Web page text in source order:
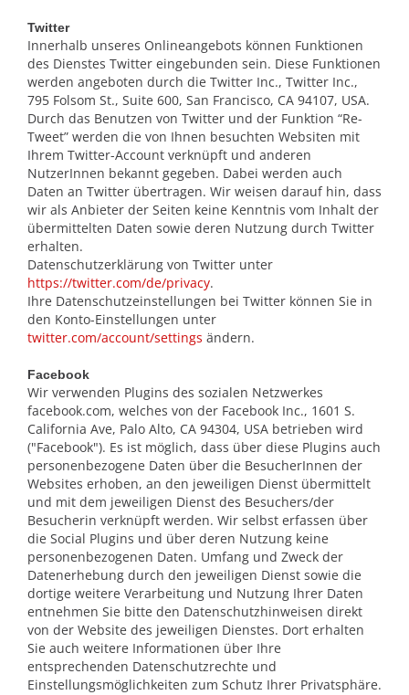
Twitter
Innerhalb unseres Onlineangebots können Funktionen
des Dienstes Twitter eingebunden sein. Diese Funktionen
werden angeboten durch die Twitter Inc., Twitter Inc.,
795 Folsom St., Suite 600, San Francisco, CA 94107, USA.
Durch das Benutzen von Twitter und der Funktion “Re-
Tweet” werden die von Ihnen besuchten Websiten mit
Ihrem Twitter-Account verknüpft und anderen
NutzerInnen bekannt gegeben. Dabei werden auch
Daten an Twitter übertragen. Wir weisen darauf hin, dass
wir als Anbieter der Seiten keine Kenntnis vom Inhalt der
übermittelten Daten sowie deren Nutzung durch Twitter
erhalten.
Datenschutzerklärung von Twitter unter
https://twitter.com/de/privacy.
Ihre Datenschutzeinstellungen bei Twitter können Sie in
den Konto-Einstellungen unter
twitter.com/account/settings ändern.
Facebook
Wir verwenden Plugins des sozialen Netzwerkes
facebook.com, welches von der Facebook Inc., 1601 S.
California Ave, Palo Alto, CA 94304, USA betrieben wird
("Facebook"). Es ist möglich, dass über diese Plugins auch
personenbezogene Daten über die BesucherInnen der
Websites erhoben, an den jeweiligen Dienst übermittelt
und mit dem jeweiligen Dienst des Besuchers/der
Besucherin verknüpft werden. Wir selbst erfassen über
die Social Plugins und über deren Nutzung keine
personenbezogenen Daten. Umfang und Zweck der
Datenerhebung durch den jeweiligen Dienst sowie die
dortige weitere Verarbeitung und Nutzung Ihrer Daten
entnehmen Sie bitte den Datenschutzhinweisen direkt
von der Website des jeweiligen Dienstes. Dort erhalten
Sie auch weitere Informationen über Ihre
entsprechenden Datenschutzrechte und
Einstellungsmöglichkeiten zum Schutz Ihrer Privatsphäre.